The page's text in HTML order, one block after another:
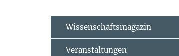
Wissenschaftsmagazin
Veranstaltungen